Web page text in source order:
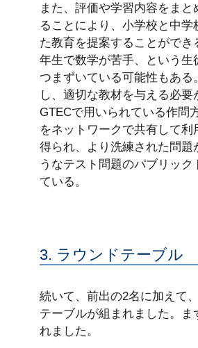
また、評価や学習内容をま
ることにより、小学校と中
た教育を提案することがで
年生で数学が苦手、という
つまずいている可能性もあ
し、適切な教材を与える必要
GTECで用いられている作問
をネットワークで共有して
得られ、より洗練された問
うなテスト問題のパブリッ
ている。
3. ラウンドテーブル
続いて、前出の2名に加えて
テーブルが組まれました。
れました。